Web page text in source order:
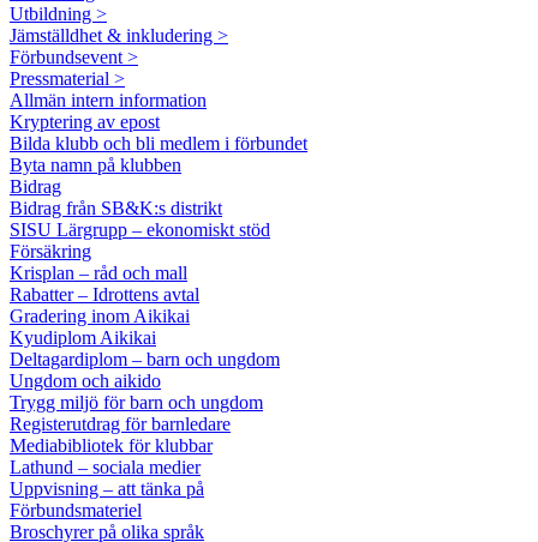
Utbildning >
Jämställdhet & inkludering >
Förbundsevent >
Pressmaterial >
Allmän intern information
Kryptering av epost
Bilda klubb och bli medlem i förbundet
Byta namn på klubben
Bidrag
Bidrag från SB&K:s distrikt
SISU Lärgrupp – ekonomiskt stöd
Försäkring
Krisplan – råd och mall
Rabatter – Idrottens avtal
Gradering inom Aikikai
Kyudiplom Aikikai
Deltagardiplom – barn och ungdom
Ungdom och aikido
Trygg miljö för barn och ungdom
Registerutdrag för barnledare
Mediabibliotek för klubbar
Lathund – sociala medier
Uppvisning – att tänka på
Förbundsmateriel
Broschyrer på olika språk